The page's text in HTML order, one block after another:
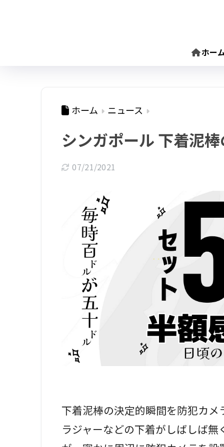
ホー
ホーム ニュース
シンガポール 下着泥
07/21/2021
下着泥棒の決定的瞬間を防犯カ
ラジャーなどの下着がしばしば